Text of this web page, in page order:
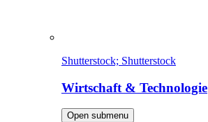
Shutterstock; Shutterstock
Wirtschaft & Technologie
Open submenu